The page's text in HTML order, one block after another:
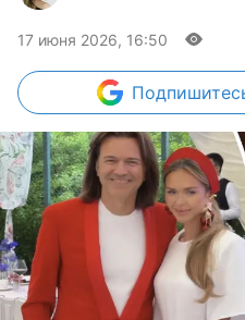
17 июня 2026, 16:50